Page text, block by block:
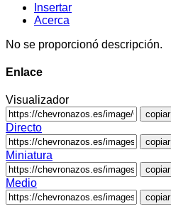
Insertar
Acerca
No se proporcionó descripción.
Enlace
Visualizador
copiar
Directo
copiar
Miniatura
copiar
Medio
copiar